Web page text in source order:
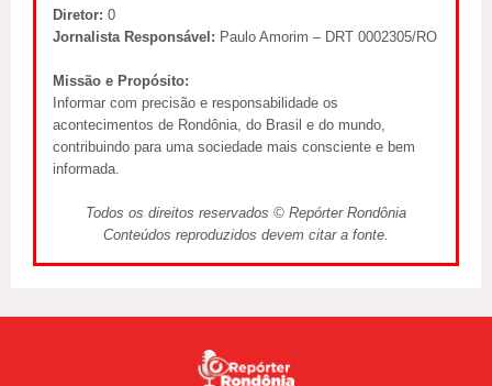
Diretor: 0
Jornalista Responsável: Paulo Amorim – DRT 0002305/RO
Missão e Propósito:
Informar com precisão e responsabilidade os
acontecimentos de Rondônia, do Brasil e do mundo,
contribuindo para uma sociedade mais consciente e bem
informada.
Todos os direitos reservados © Repórter Rondônia
Conteúdos reproduzidos devem citar a fonte.